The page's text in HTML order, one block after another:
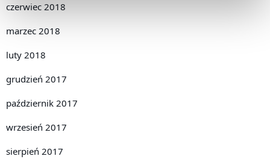
czerwiec 2018
marzec 2018
luty 2018
grudzień 2017
październik 2017
wrzesień 2017
sierpień 2017